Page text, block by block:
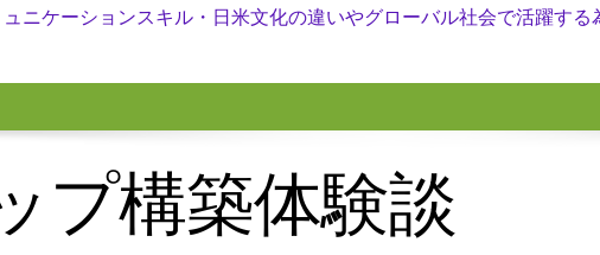
ニケーションスキル・日米文化の違いやグローバル社会で活躍する
プ構築体験談